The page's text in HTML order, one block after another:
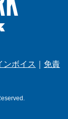
ンボイス
免責